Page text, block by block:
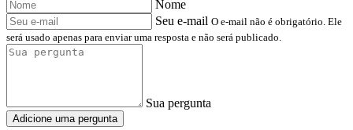
Nome
Seu e-mail O e-mail não é obrigatório. Ele
será usado apenas para enviar uma resposta e não será publicado.
Sua pergunta
Adicione uma pergunta